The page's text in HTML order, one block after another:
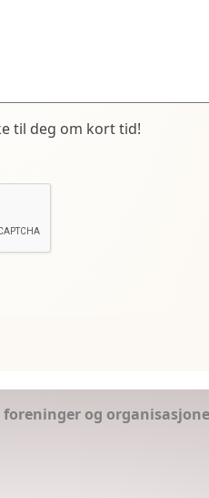
til deg om kort tid!
og